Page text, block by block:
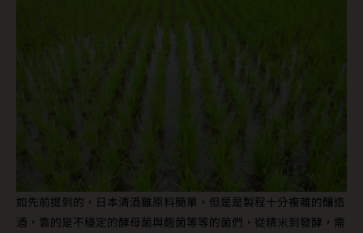
如先前提到的，日本清酒雖原料簡單，但是是製程十分複雜的釀造
酒，靠的是不穩定的酵母菌與麴菌等等的菌們，從精米到發酵，需